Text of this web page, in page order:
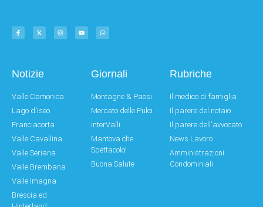
Notizie
Valle Camonica
Lago d'Iseo
Franciacorta
Valle Cavallina
Valle Seriana
Valle Brembana
Valle Imagna
Brescia ed
Giornali
Montagne & Paesi
Mercato delle Pulci
interValli
Mantova che
Spettacolo!
Buona Salute
Rubriche
Il medico di famiglia
Il parere del notaio
Il parere dell'avvocato
News Lavoro
Amministrazioni
Condominiali